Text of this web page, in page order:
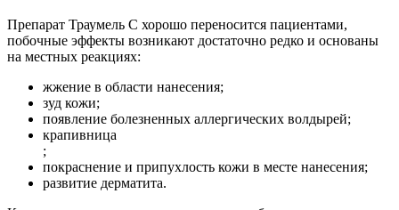
Препарат Траумель С хорошо переносится пациентами,
побочные эффекты возникают достаточно редко и основаны
на местных реакциях:
жжение в области нанесения;
зуд кожи;
появление болезненных аллергических волдырей;
крапивница
;
покраснение и припухлость кожи в месте нанесения;
развитие дерматита.